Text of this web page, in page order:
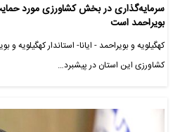
سرمایه‌گذاری در بخش کشاورزی مورد
بویراحمد است
کهگیلویه و بویراحمد - ایانا- استاندار کهگیلویه
کشاورزی این استان در پیشبرد…